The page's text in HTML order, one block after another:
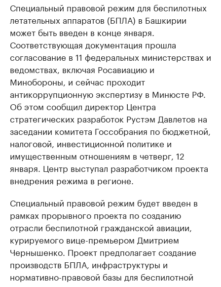
Специальный правовой режим для беспилотных
летательных аппаратов (БПЛА) в Башкирии
может быть введен в конце января.
Соответствующая документация прошла
согласование в 11 федеральных министерствах и
ведомствах, включая Росавиацию и
Минобороны, и сейчас проходит
антикоррупционную экспертизу в Минюсте РФ.
Об этом сообщил директор Центра
стратегических разработок Рустэм Давлетов на
заседании комитета Госсобрания по бюджетной,
налоговой, инвестиционной политике и
имущественным отношениям в четверг, 12
января. Центр выступал разработчиком проекта
внедрения режима в регионе.
Специальный правовой режим будет введен в
рамках прорывного проекта по созданию
отрасли беспилотной гражданской авиации,
курируемого вице-премьером Дмитрием
Чернышенко. Проект предполагает создание
производств БПЛА, инфраструктуры и
нормативно-правовой базы для беспилотной